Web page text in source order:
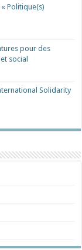
Politique(s)
pour des
social
Solidarity